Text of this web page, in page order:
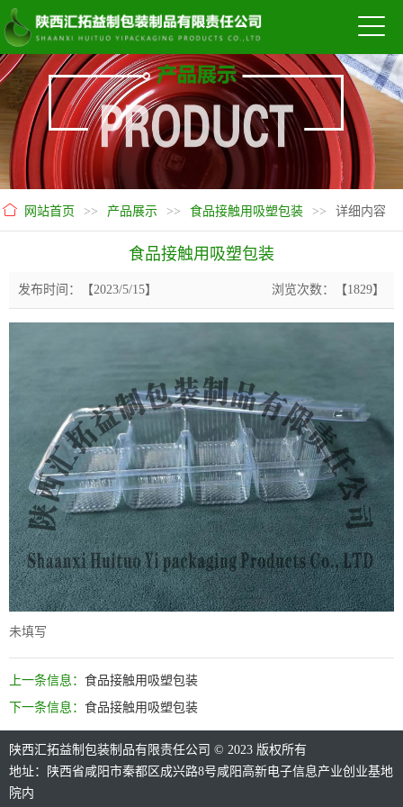
网站首页 >> 产品展示 >> 食品接触用吸塑包装 >> 详细内容
食品接触用吸塑包装
发布时间：【2023/5/15】 浏览次数：【1829】
未填写
上一条信息： 食品接触用吸塑包装
下一条信息： 食品接触用吸塑包装
陕西汇拓益制包装制品有限责任公司 © 2023 版权所有
地址：陕西省咸阳市秦都区成兴路8号咸阳高新电子信息产业创业基地
院内